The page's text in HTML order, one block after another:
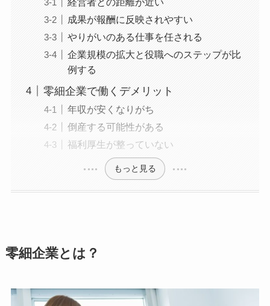
成果が報酬に反映されやすい
やりがいのある仕事を任される
企業規模の拡大と役職へのステップが比
例する
零細企業で働くデメリット
年収が安くなりがち
倒産する可能性がある
福利厚生が整っていない
もっと見る
零細企業とは？